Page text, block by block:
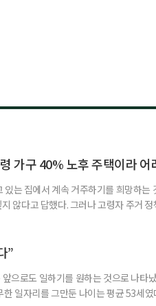
가구 40% 노후 주택이라 어
는 집에서 계속 거주하기를 희망하는
않다고 답했다. 그러나 고령자 주거
주거-돌봄 협업 체계 구축 방안’ 보고
”
으로도 일하기를 원하는 것으로 나타
일자리를 그만둔 나이는 평균 53세